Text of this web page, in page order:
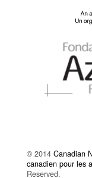
© 2014 Canadian
canadien pour les
Reserved.